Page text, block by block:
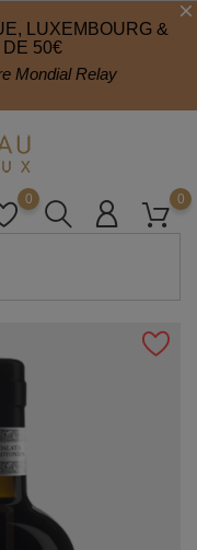
LUXEMBOURG &
DE 50€
Mondial Relay
0
0